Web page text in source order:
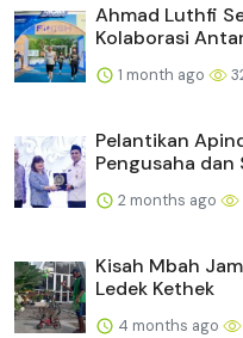
Ahmad Luthfi
Kolaborasi
1 month ago
Pelantikan
Pengusaha dan
2 months ago
Kisah Mbah
Ledek Kethek
4 months ago